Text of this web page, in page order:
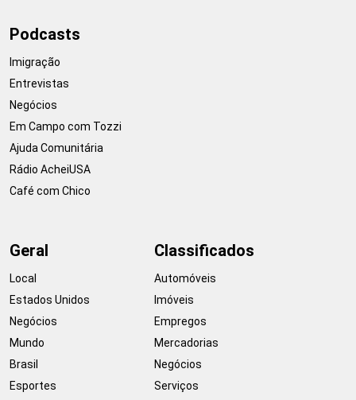
Podcasts
Imigração
Entrevistas
Negócios
Em Campo com Tozzi
Ajuda Comunitária
Rádio AcheiUSA
Café com Chico
Geral
Local
Estados Unidos
Negócios
Mundo
Brasil
Esportes
Classificados
Automóveis
Imóveis
Empregos
Mercadorias
Negócios
Serviços